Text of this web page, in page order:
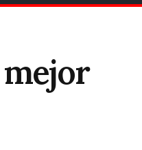
mejor